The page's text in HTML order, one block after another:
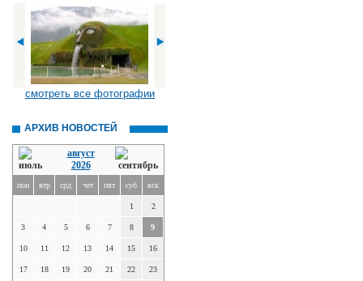
смотреть все фотографии
АРХИВ НОВОСТЕЙ
август
2026
пон втр срд чет пят суб вск
1 2
3 4 5 6 7 8 9
10 11 12 13 14 15 16
17 18 19 20 21 22 23